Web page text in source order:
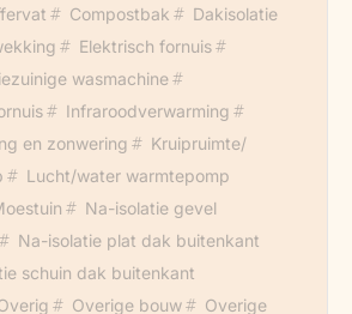
Compostbak
Dakisolatie
Elektrisch fornuis
wasmachine
Infraroodverwarming
en zonwering
Kruipruimte/
Lucht/water warmtepomp
Na-isolatie gevel
Na-isolatie plat dak buitenkant
schuin dak buitenkant
Overige bouw
Overige